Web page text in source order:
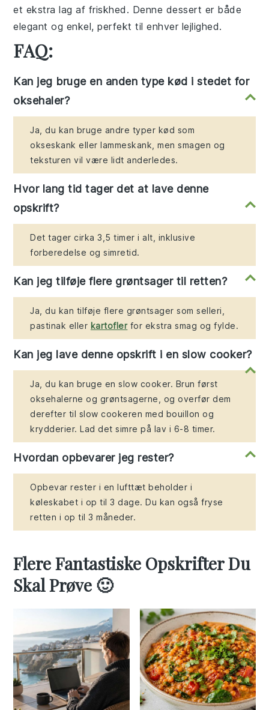
et ekstra lag af friskhed. Denne dessert er både
elegant og enkel, perfekt til enhver lejlighed.
FAQ:
Kan jeg bruge en anden type kød i stedet for
oksehaler?
Ja, du kan bruge andre typer kød som
okseskank eller lammeskank, men smagen og
teksturen vil være lidt anderledes.
Hvor lang tid tager det at lave denne
opskrift?
Det tager cirka 3,5 timer i alt, inklusive
forberedelse og simretid.
Kan jeg tilføje flere grøntsager til retten?
Ja, du kan tilføje flere grøntsager som selleri,
pastinak eller kartoflerfor ekstra smag og fylde.
Kan jeg lave denne opskrift i en slow cooker?
Ja, du kan bruge en slow cooker. Brun først
oksehalerne og grøntsagerne, og overfør dem
derefter til slow cookeren med bouillon og
krydderier. Lad det simre på lav i 6-8 timer.
Hvordan opbevarer jeg rester?
Opbevar rester i en lufttæt beholder i
køleskabet i op til 3 dage. Du kan også fryse
retten i op til 3 måneder.
Flere Fantastiske Opskrifter Du
Skal Prøve 🙂